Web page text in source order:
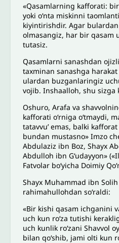
«Qasamlarning kafforati:
yoki o‘nta miskinni
kiyintirishdir. Agar
olmasangiz, har bir qasam
tutasiz.
Qasamlarni sanashdan
taxminan sanashga
ulardan buzganlaringiz
vojib. Inshaalloh, shu sizga
Oshuro, Arafa va
kafforati o‘rniga o‘tmaydi,
tatavvu’ emas, balki
bundan mustasno» Imzo
Abdulaziz ibn Boz, Shayx
Abdulloh ibn Gʻudayyon»
Fatvolar boʻyicha Doimiy
Shayx Muhammad ibn
rahimahullohdan so‘raldi:
«Bir kishi qasam ichganini
uch kun ro‘za tutishi
uch kunlik ro‘zani Shavvol
bilan qo‘shib, jami olti kun